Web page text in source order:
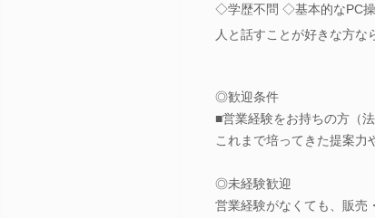
◇学歴不問 ◇基本的なPC
人と話すことが好きな方
◎歓迎条件
■営業経験をお持ちの方（
これまで培ってきた提案力
◎未経験歓迎
営業経験がなくても、販売